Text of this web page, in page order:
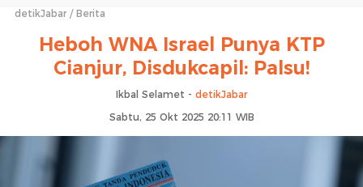
detikJabar Berita
Heboh WNA Israel Punya KTP
Cianjur, Disdukcapil: Palsu!
Ikbal Selamet - detikJabar
Sabtu, 25 Okt 2025 20:11 WIB